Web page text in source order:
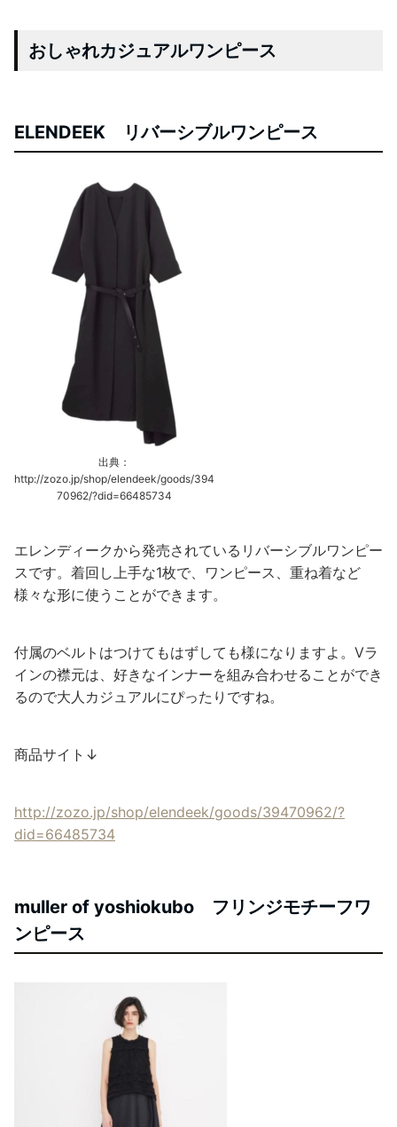
おしゃれカジュアルワンピース
ELENDEEK リバーシブルワンピース
出典：
http://zozo.jp/shop/elendeek/goods/394
70962/?did=66485734
エレンディークから発売されているリバーシブルワンピー
スです。着回し上手な1枚で、ワンピース、重ね着など
様々な形に使うことができます。
付属のベルトはつけてもはずしても様になりますよ。Vラ
インの襟元は、好きなインナーを組み合わせることができ
るので大人カジュアルにぴったりですね。
商品サイト↓
http://zozo.jp/shop/elendeek/goods/39470962/?
did=66485734
muller of yoshiokubo フリンジモチーフワ
ンピース